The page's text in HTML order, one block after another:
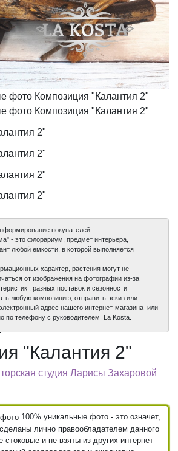
покупателей
- это флорариум, предмет интерьера,
любой емкости, в которой выполняется
характер, растения могут не
от изображения на фотографии из-за
, разных поставок и сезонности
любую композицию, отправить эскиз или
адрес нашего интернет-магазина или
по телефону с руководителем La Kosta.
"Калантия 2"
студия Ларисы Захаровой
100% уникальные фото - это означет,
лично правообладателем данного
стоковые и не взяты из других интернет